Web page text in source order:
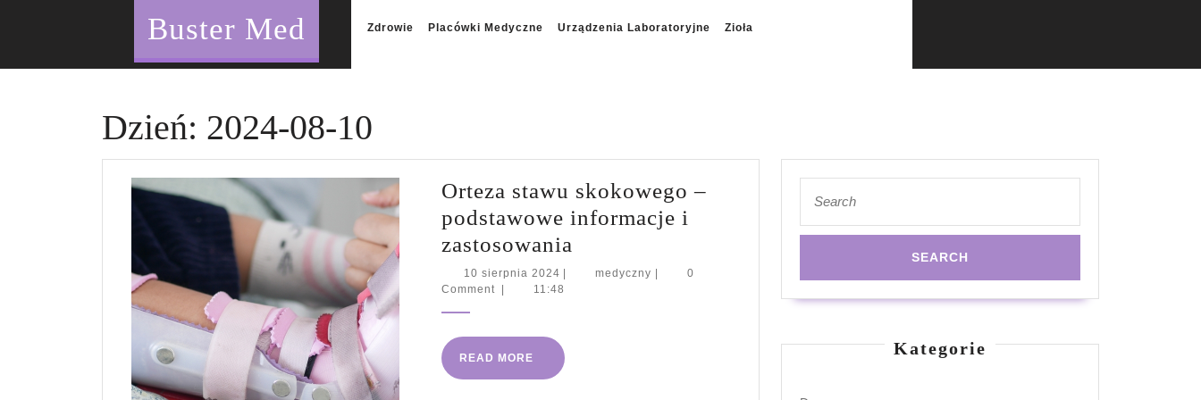
Buster Med Zdrowie Placówki Medyczne Urządzenia Laboratoryjne Zioła
Dzień: 2024-08-10
Orteza stawu skokowego –
podstawowe informacje i
zastosowania
stawu
10 sierpnia 2024 10
sierpnia
medyczny medyczny
0
Comment
11:48
READ MORE
READ
MORE
for:
Kategorie